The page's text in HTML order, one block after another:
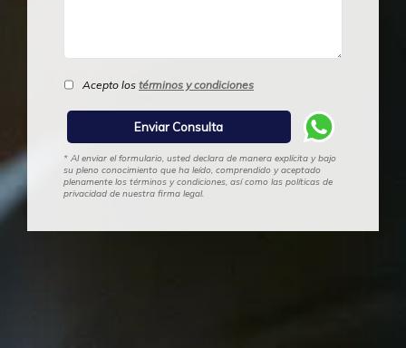
Acepto los términos y condiciones
* Al enviar el formulario, usted declara de manera explícita y bajo
su pleno conocimiento que ha leído, comprendido y aceptado
plenamente los términos y condiciones, así como las políticas de
privacidad de nuestra firma legal.